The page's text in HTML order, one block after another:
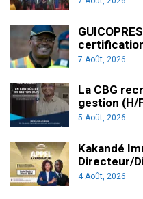
7 Août, 2026
La CBG
gestion (H/
5 Août, 2026
Kakandé
Directeur/
4 Août, 2026